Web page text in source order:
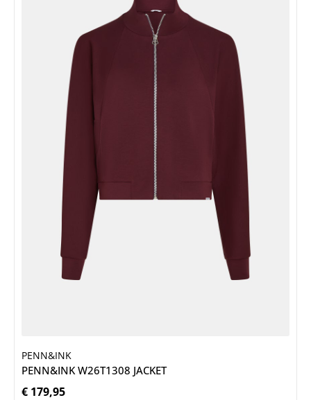
PENN&INK
PENN&INK W26T1308 JACKET
Normale prijs:
€ 179,95